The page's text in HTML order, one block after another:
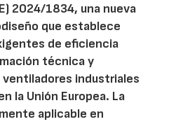
2024/1834, una nueva
que establece
de eficiencia
técnica y
ventiladores industriales
la Unión Europea. La
aplicable en